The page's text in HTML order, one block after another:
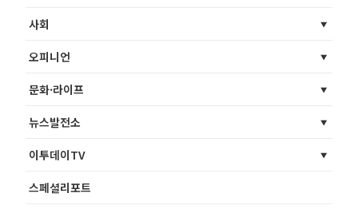
사회
오피니언
문화·라이프
뉴스발전소
이투데이TV
스페셜리포트